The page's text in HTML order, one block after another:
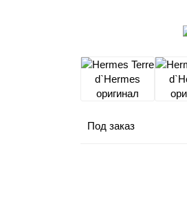
Под заказ